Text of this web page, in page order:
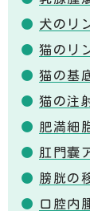
犬のリ
猫のリ
猫の基
猫の注
肥満細
肛門嚢
膀胱の
口腔内